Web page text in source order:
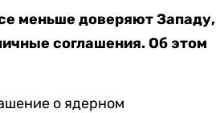
меньше доверяют Западу,
соглашения. Об этом
о ядерном